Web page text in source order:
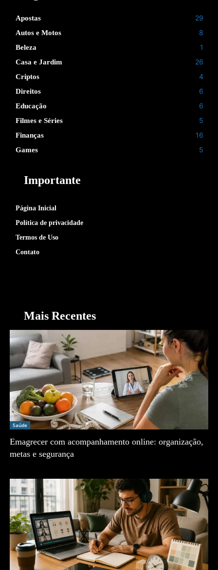
Apostas 29
Autos e Motos 8
Beleza 1
Casa e Jardim 26
Criptos 4
Direitos 6
Educação 6
Filmes e Séries 5
Finanças 16
Games 5
Importante
Página Inicial
Política de privacidade
Termos de Uso
Contato
Mais Recentes
Saúde
Emagrecer com acompanhamento online: organização,
metas e segurança